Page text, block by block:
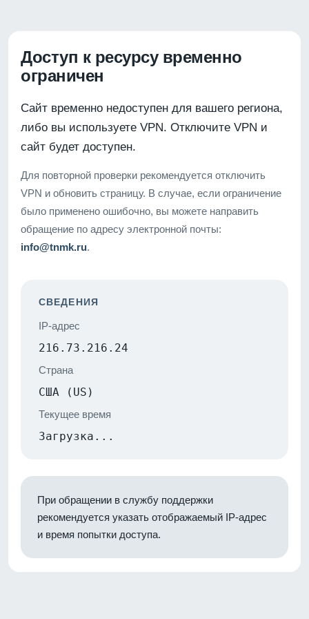
Доступ к ресурсу временно
ограничен
Сайт временно недоступен для вашего региона,
либо вы используете VPN. Отключите VPN и
сайт будет доступен.
Для повторной проверки рекомендуется отключить
VPN и обновить страницу. В случае, если ограничение
было применено ошибочно, вы можете направить
обращение по адресу электронной почты:
info@tnmk.ru.
СВЕДЕНИЯ
IP-адрес
216.73.216.24
Страна
США (US)
Текущее время
Загрузка...
При обращении в службу поддержки
рекомендуется указать отображаемый IP-адрес
и время попытки доступа.